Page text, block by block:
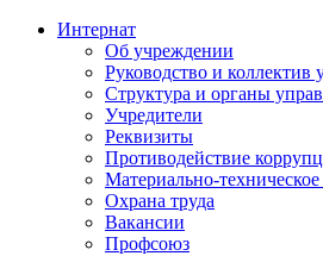
Интернат
Об учреждении
Руководство и коллектив
Структура и органы
Учредители
Реквизиты
Противодействие
Материально-
Охрана труда
Вакансии
Профсоюз